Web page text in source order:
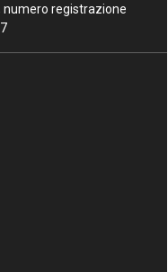
numero registrazione